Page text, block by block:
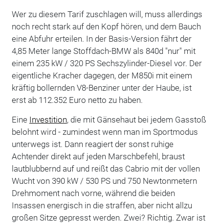
Wer zu diesem Tarif zuschlagen will, muss allerdings
noch recht stark auf den Kopf hören, und dem Bauch
eine Abfuhr erteilen. In der Basis-Version fährt der
4,85 Meter lange Stoffdach-BMW als 840d "nur" mit
einem 235 kW / 320 PS Sechszylinder-Diesel vor. Der
eigentliche Kracher dagegen, der M850i mit einem
kräftig bollernden V8-Benziner unter der Haube, ist
erst ab 112.352 Euro netto zu haben.
Eine Investition, die mit Gänsehaut bei jedem Gasstoß
belohnt wird - zumindest wenn man im Sportmodus
unterwegs ist. Dann reagiert der sonst ruhige
Achtender direkt auf jeden Marschbefehl, braust
lautblubbernd auf und reißt das Cabrio mit der vollen
Wucht von 390 kW / 530 PS und 750 Newtonmetern
Drehmoment nach vorne, während die beiden
Insassen energisch in die straffen, aber nicht allzu
großen Sitze gepresst werden. Zwei? Richtig. Zwar ist